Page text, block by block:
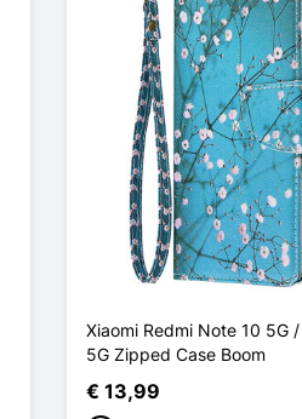
Xiaomi Redmi Note 10 5G
5G Zipped Case Boom
€ 13,99